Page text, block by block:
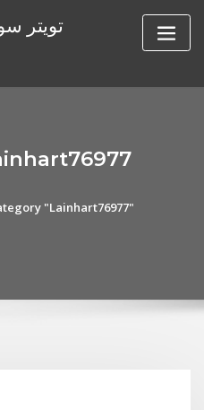
تويتر
"Lainhart76977"